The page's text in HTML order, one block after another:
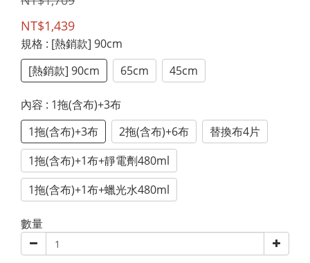
NT$1,439
規格 : [熱銷款] 90cm
[熱銷款] 90cm
65cm 45cm
內容 : 1拖(含布)+3布
1拖(含布)+3布
2拖(含布)+6布
替換布4片
1拖(含布)+1布+靜電劑480ml
1拖(含布)+1布+蠟光水480ml
數量